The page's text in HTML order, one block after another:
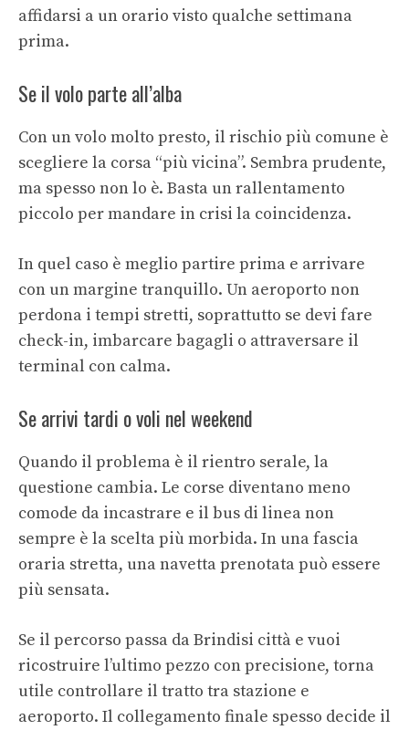
affidarsi a un orario visto qualche settimana
prima.
Se il volo parte all’alba
Con un volo molto presto, il rischio più comune è
scegliere la corsa “più vicina”. Sembra prudente,
ma spesso non lo è. Basta un rallentamento
piccolo per mandare in crisi la coincidenza.
In quel caso è meglio partire prima e arrivare
con un margine tranquillo. Un aeroporto non
perdona i tempi stretti, soprattutto se devi fare
check-in, imbarcare bagagli o attraversare il
terminal con calma.
Se arrivi tardi o voli nel weekend
Quando il problema è il rientro serale, la
questione cambia. Le corse diventano meno
comode da incastrare e il bus di linea non
sempre è la scelta più morbida. In una fascia
oraria stretta, una navetta prenotata può essere
più sensata.
Se il percorso passa da Brindisi città e vuoi
ricostruire l’ultimo pezzo con precisione, torna
utile controllare il tratto tra stazione e
aeroporto. Il collegamento finale spesso decide il